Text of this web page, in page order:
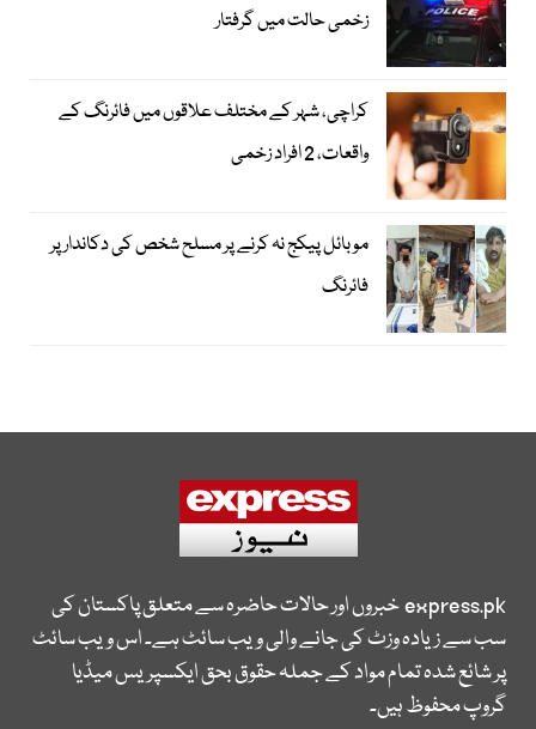
زخمی حالت میں گرفتار
کراچی، شہر کے مختلف علاقوں میں فائرنگ کے
واقعات، 2 افراد زخمی
موبائل پیکج نہ کرنے پر مسلح شخص کی دکاندار پر
فائرنگ
express.pkخبروں اور حالات حاضرہ سے متعلق پاکستان کی
سب سے زیادہ وزٹ کی جانے والی ویب سائٹ ہے۔ اس ویب سائٹ
پر شائع شدہ تمام مواد کے جملہ حقوق بحق ایکسپریس میڈیا
گروپ محفوظ ہیں۔